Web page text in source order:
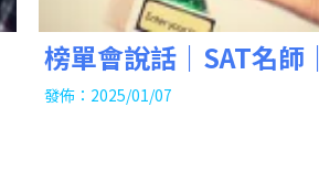
榜單會說話｜SAT名師｜
SAT名師推薦｜
發佈：2025/01/07